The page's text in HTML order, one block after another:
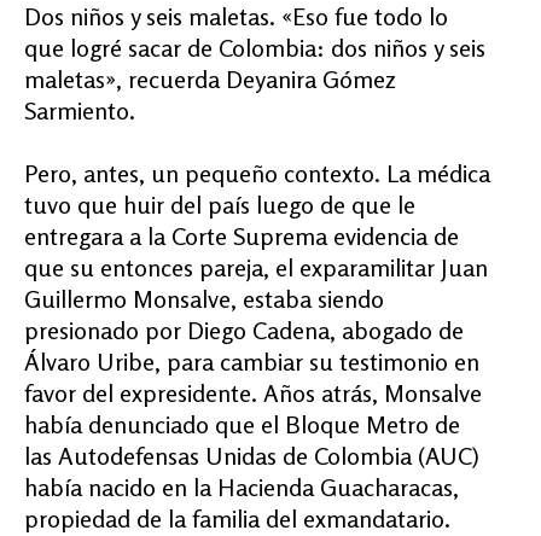
Dos niños y seis maletas. «Eso fue todo lo
que logré sacar de Colombia: dos niños y seis
maletas», recuerda Deyanira Gómez
Sarmiento.
Pero, antes, un pequeño contexto. La médica
tuvo que huir del país luego de que le
entregara a la Corte Suprema evidencia de
que su entonces pareja, el exparamilitar Juan
Guillermo Monsalve, estaba siendo
presionado por Diego Cadena, abogado de
Álvaro Uribe, para cambiar su testimonio en
favor del expresidente. Años atrás, Monsalve
había denunciado que el Bloque Metro de
las Autodefensas Unidas de Colombia (AUC)
había nacido en la Hacienda Guacharacas,
propiedad de la familia del exmandatario.